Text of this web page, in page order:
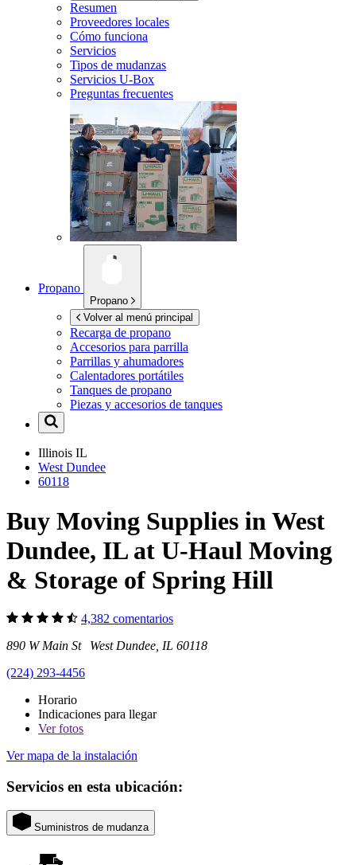
Resumen
Proveedores locales
Cómo funciona
Servicios
Tipos de mudanzas
Servicios U-Box
Preguntas frecuentes
Propano
Propano
Volver al menú principal
Recarga de propano
Accesorios para parrilla
Parrillas y ahumadores
Calentadores portátiles
Tanques de propano
Piezas y accesorios de tanques
Illinois IL
West Dundee
60118
Buy Moving Supplies in West
Dundee, IL at U-Haul Moving
& Storage of Spring Hill
4,382 comentarios
890 W Main St West Dundee, IL 60118
(224) 293-4456
Horario
Indicaciones para llegar
Verfotos
Ver mapa de la instalación
Servicios en esta ubicación:
Suministros de mudanza